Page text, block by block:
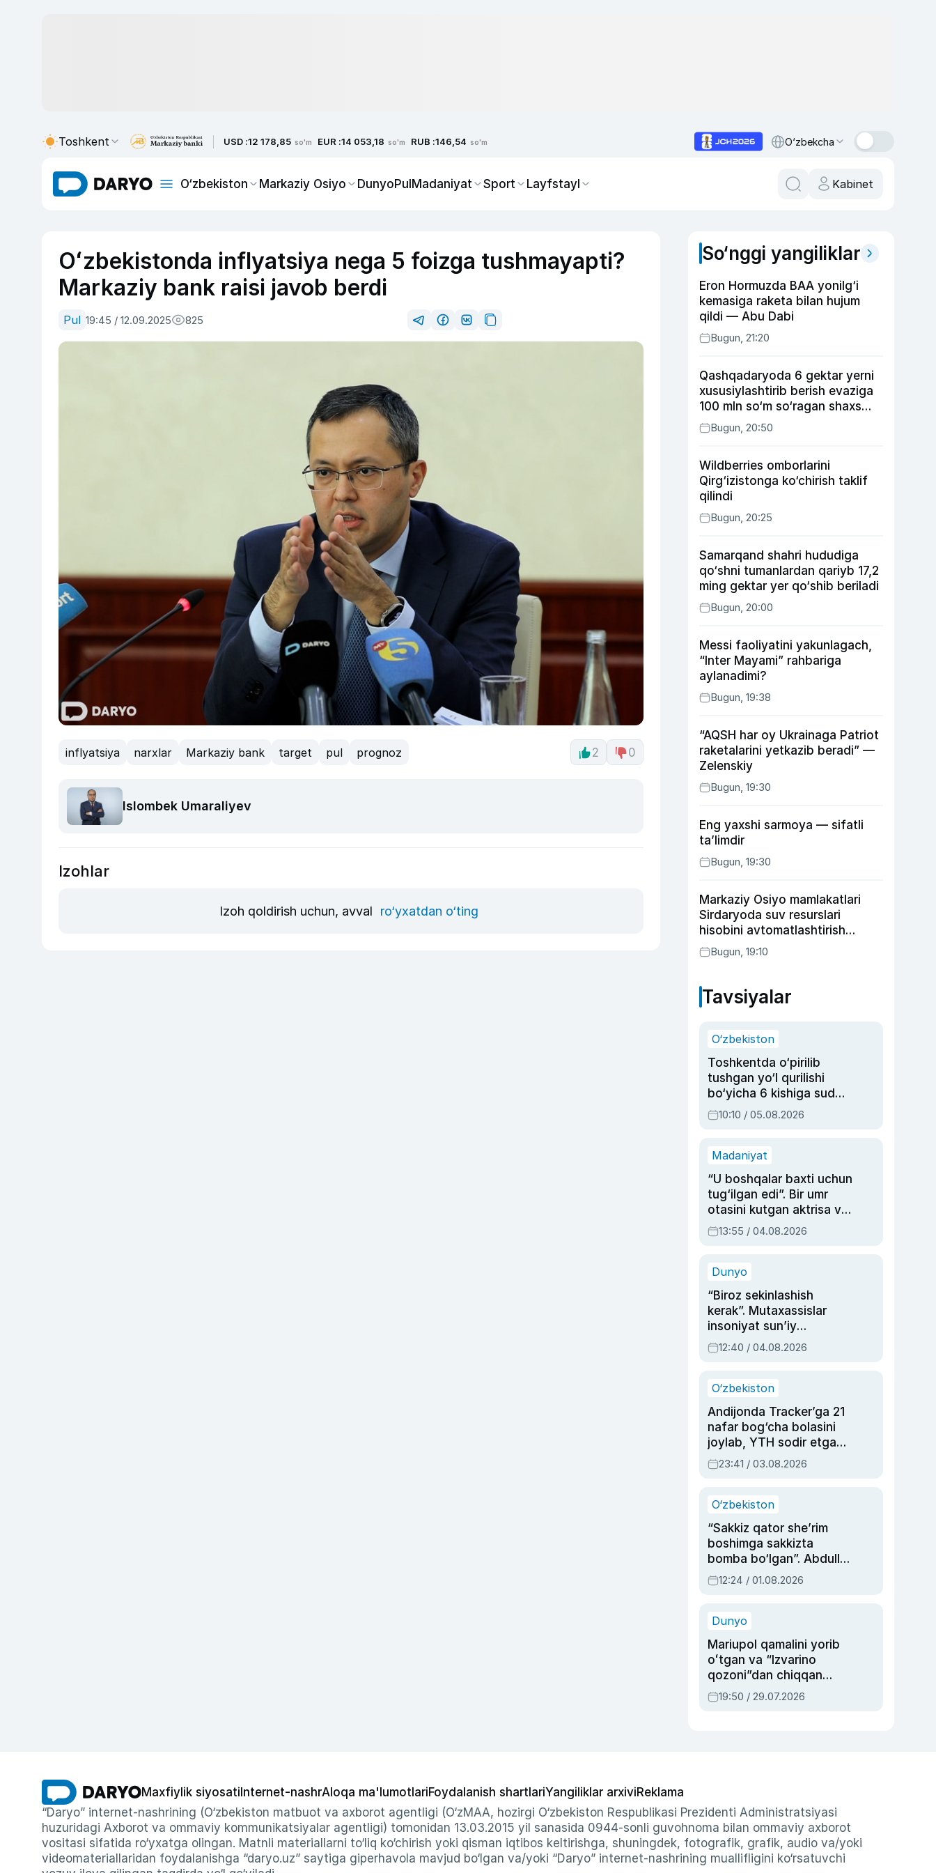
Toshkent USD :12 178,85 so'm EUR :14 053,18 so'm RUB :146,54 so'm O‘zbekcha
O‘zbekiston Markaziy Osiyo DunyoPulMadaniyat Sport Layfstayl Kabinet
Oʻzbekistonda inflyatsiya nega 5 foizga tushmayapti?
Markaziy bank raisi javob berdi
Pul 19:45 / 12.09.2025 825
inflyatsiya narxlar Markaziy bank target pul prognoz 2 0
Islombek Umaraliyev
Izohlar
Izoh qoldirish uchun, avval ro‘yxatdan o‘ting
So‘nggi yangiliklar
Eron Hormuzda BAA yonilg‘i
kemasiga raketa bilan hujum
qildi — Abu Dabi
Bugun, 21:20
Qashqadaryoda 6 gektar yerni
xususiylashtirib berish evaziga
100 mln so‘m so‘ragan shaxs
ushlandi
Bugun, 20:50
Wildberries omborlarini
Qirg‘izistonga ko‘chirish taklif
qilindi
Bugun, 20:25
Samarqand shahri hududiga
qo‘shni tumanlardan qariyb 17,2
ming gektar yer qo‘shib beriladi
Bugun, 20:00
Messi faoliyatini yakunlagach,
“Inter Mayami” rahbariga
aylanadimi?
Bugun, 19:38
“AQSH har oy Ukrainaga Patriot
raketalarini yetkazib beradi” —
Zelenskiy
Bugun, 19:30
Eng yaxshi sarmoya — sifatli
ta’limdir
Bugun, 19:30
Markaziy Osiyo mamlakatlari
Sirdaryoda suv resurslari
hisobini avtomatlashtirish
rejasini ishlab chiqishni
ma’qulladi
Bugun, 19:10
Tavsiyalar
O‘zbekiston
Toshkentda o‘pirilib
tushgan yo‘l qurilishi
bo‘yicha 6 kishiga sud
hukmi o‘qildi
10:10 / 05.08.2026
Madaniyat
“U boshqalar baxti uchun
tug‘ilgan edi”. Bir umr
otasini kutgan aktrisa va
dublyaj ustasi Rimma
Ahmedovaning
13:55 / 04.08.2026
Dunyo
“Biroz sekinlashish
kerak”. Mutaxassislar
insoniyat sun’iy
intellektni boshqara
olmay qolishidan xavotir
12:40 / 04.08.2026
O‘zbekiston
Andijonda Tracker’ga 21
nafar bog‘cha bolasini
joylab, YTH sodir etgan
ayolga sud hukmi o‘qildi
23:41 / 03.08.2026
O‘zbekiston
“Sakkiz qator she’rim
boshimga sakkizta
bomba bo‘lgan”. Abdulla
Oripovni siyosiy
ayblovlardan asrab
12:24 / 01.08.2026
Dunyo
Mariupol qamalini yorib
oʻtgan va “Izvarino
qozoni”dan chiqqan
qahramon — Ukraina
armiyasi bosh
19:50 / 29.07.2026
Maxfiylik siyosati Internet-nashrAloqa ma'lumotlariFoydalanish shartlariYangiliklar arxiviReklama
“Daryo” internet-nashrining (O‘zbekiston matbuot va axborot agentligi (O‘zMAA, hozirgi O‘zbekiston Respublikasi Prezidenti Administratsiyasi
huzuridagi Axborot va ommaviy kommunikatsiyalar agentligi) tomonidan 13.03.2015 yil sanasida 0944-sonli guvohnoma bilan ommaviy axborot
vositasi sifatida ro‘yxatga olingan. Matnli materiallarni to‘liq ko‘chirish yoki qisman iqtibos keltirishga, shuningdek, fotografik, grafik, audio va/yoki
videomateriallaridan foydalanishga “daryo.uz” saytiga giperhavola mavjud bo‘lgan va/yoki “Daryo” internet-nashrining muallifligini ko‘rsatuvchi